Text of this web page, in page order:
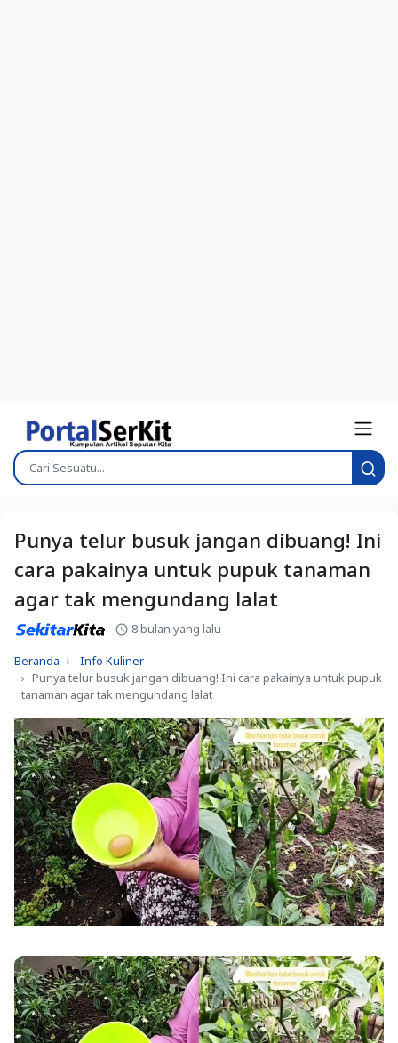
Punya telur busuk jangan dibuang! Ini
cara pakainya untuk pupuk tanaman
agar tak mengundang lalat
8 bulan yang lalu
Beranda
Info Kuliner
Punya telur busuk jangan dibuang! Ini cara pakainya untuk pupuk
tanaman agar tak mengundang lalat